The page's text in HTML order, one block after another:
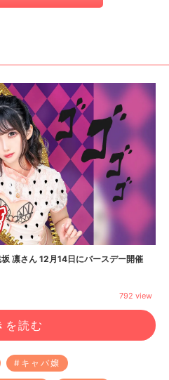
792 view
凛さん 12月14日にバースデー開催
#キャバ嬢
を読む